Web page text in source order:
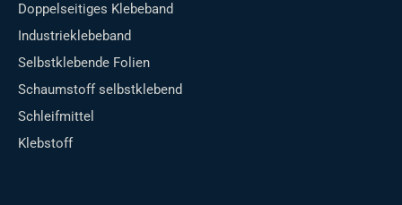
Doppelseitiges Klebeband
Industrieklebeband
Selbstklebende Folien
Schaumstoff selbstklebend
Schleifmittel
Klebstoff